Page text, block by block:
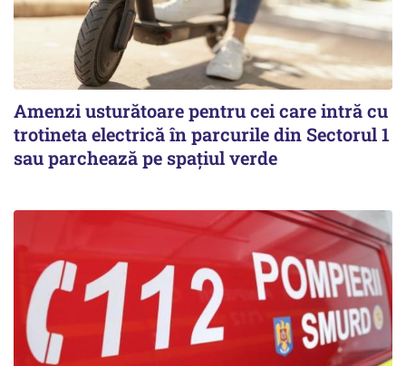
Amenzi usturătoare pentru cei care intră cu
trotineta electrică în parcurile din Sectorul 1
sau parchează pe spațiul verde